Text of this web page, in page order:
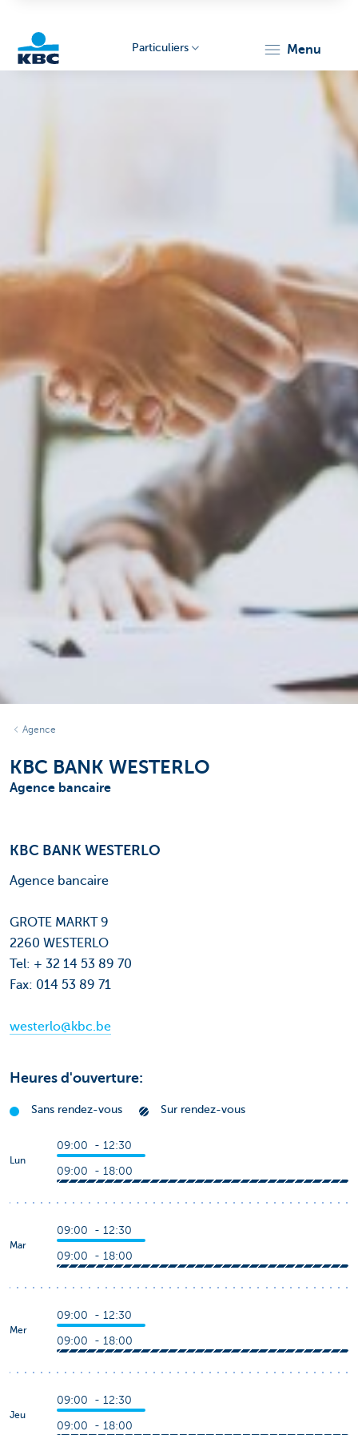
Particuliers menu
Agence
KBC BANK WESTERLO
Agence bancaire
KBC BANK WESTERLO
Agence bancaire
GROTE MARKT 9
2260 WESTERLO
Tel: + 32 14 53 89 70
Fax: 014 53 89 71
westerlo@kbc.be
Heures d'ouverture:
Sans rendez-vous Sur rendez-vous
Lun
09:00 - 12:30
09:00 - 18:00
Mar
09:00 - 12:30
09:00 - 18:00
Mer
09:00 - 12:30
09:00 - 18:00
Jeu
09:00 - 12:30
09:00 - 18:00